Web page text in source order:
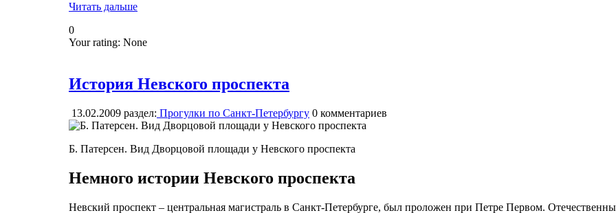
Читать дальше
0
Your rating: None
История Невского проспекта
13.02.2009 раздел: Прогулки по Санкт-Петербургу 0 комментариев
Б. Патерсен. Вид Дворцовой площади у Невского проспекта
Немного истории Невского проспекта
Невский проспект – центральная магистраль в Санкт-Петербурге, был проложен при Петре Первом.